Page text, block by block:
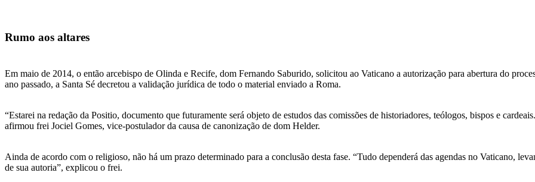
Rumo aos altares
Em maio de 2014, o então arcebispo de Olinda e Recife, dom Fernando Saburido, solicitou ao Vaticano a autorização para abertura do
ano passado, a Santa Sé decretou a validação jurídica de todo o material enviado a Roma.
“Estarei na redação da Positio, documento que futuramente será objeto de estudos das comissões de historiadores, teólogos, bispos e
afirmou frei Jociel Gomes, vice-postulador da causa de canonização de dom Helder.
Ainda de acordo com o religioso, não há um prazo determinado para a conclusão desta fase. “Tudo dependerá das agendas no Vaticano,
de sua autoria”, explicou o frei.